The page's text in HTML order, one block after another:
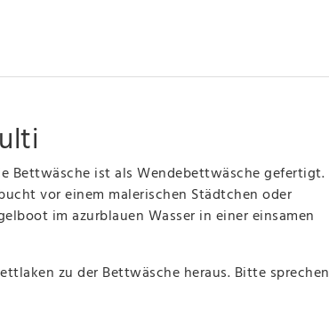
Bettwäsche ist als Wendebettwäsche gefertigt.
vor einem malerischen Städtchen oder
im azurblauen Wasser in einer einsamen
zu der Bettwäsche heraus. Bitte sprechen